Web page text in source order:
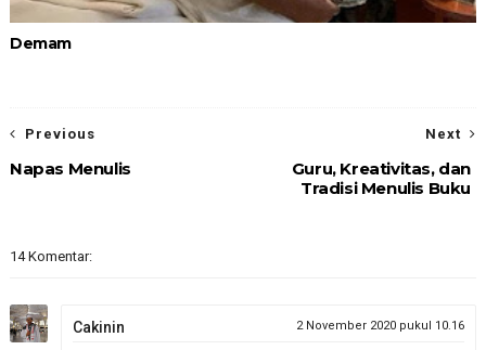
Demam
Next
Guru, Kreativitas, dan
Tradisi Menulis Buku
Previous
Napas Menulis
14 Komentar:
Cakinin 2 November 2020 pukul 10.16